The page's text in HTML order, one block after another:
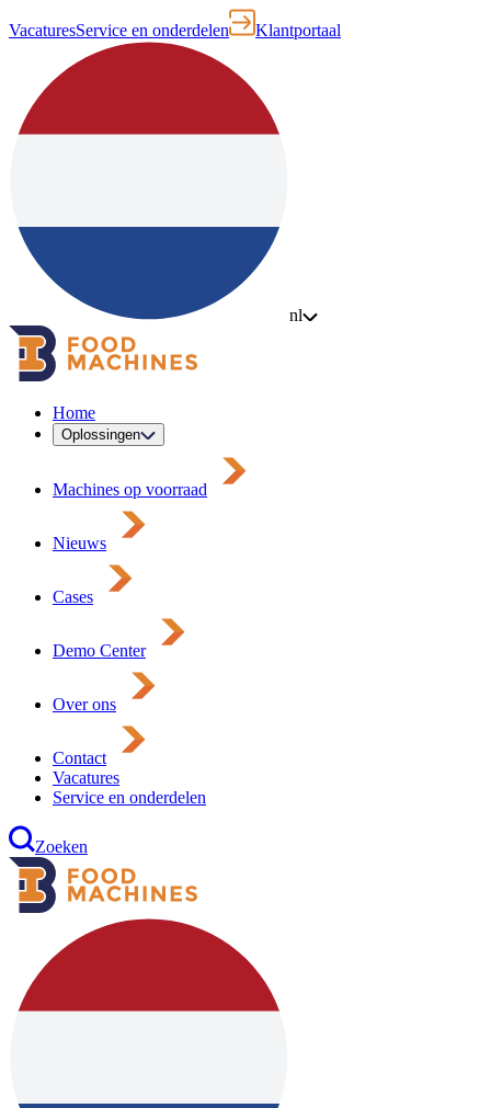
VacaturesService en onderdelen Klantportaal
nl
Home
Oplossingen
Machines op voorraad
Nieuws
Cases
Demo Center
Over ons
Contact
Vacatures
Service en onderdelen
Zoeken